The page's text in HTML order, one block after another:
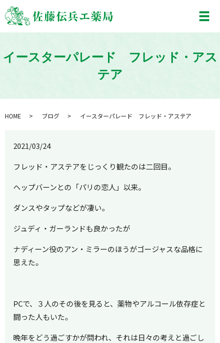
メ
イースターパレード フレッド・アス
テア
HOME ブログ イースターパレード フレッド・アステア
2021/03/24
フレッド・アステアをじっくり観たのは二回目。
ヘップバーンとの「パリの恋人」以来。
ダンスやタップなどが凄い。
ジュディ・ガーランドも良かったが
ナディーン役のアン・ミラーのほうがゴージャスな品格に
思えた。
PCで、３人のその後を見ると、薬物やアルコール依存症と
闘った人もいた。
晩年をどう過ごすかが問われ、それは日々の考えと過ごし